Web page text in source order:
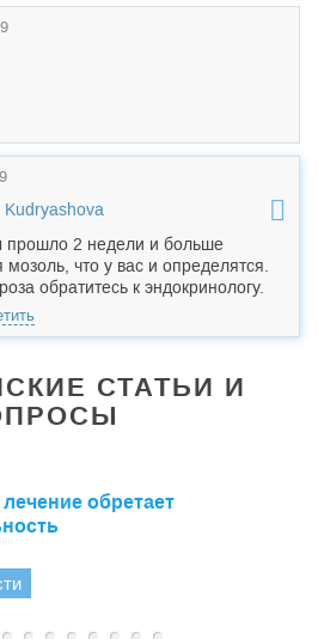
прошло 2 недели и больше
мозоль, что у вас и определятся.
обратитесь к эндокринологу.
СТАТЬИ И
обретает